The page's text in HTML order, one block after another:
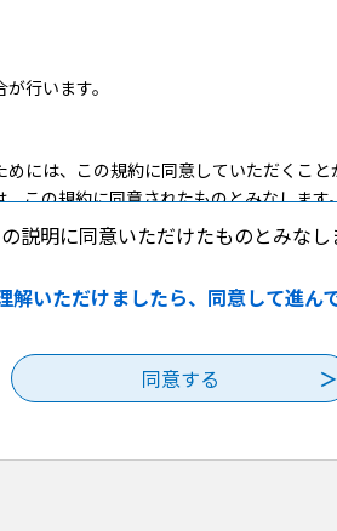
行います。
には、この規約に同意していただくこ
この規約に同意されたものとみなしま
ません。なお、閲覧のみについても、こ
は、利用者たる本人が利用方法に従い利
、氏名、住所、電話番号、その他の必要
説明に同意いただけたものとみなし
解いただけましたら、同意して進ん